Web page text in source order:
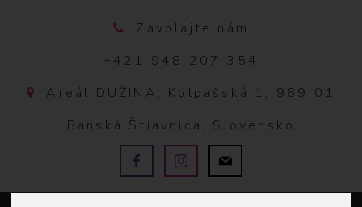
Zavolajte nám
+421 948 207 354
Areál DUŽINA, Kolpašská 1, 969 01
Banská Štiavnica, Slovensko